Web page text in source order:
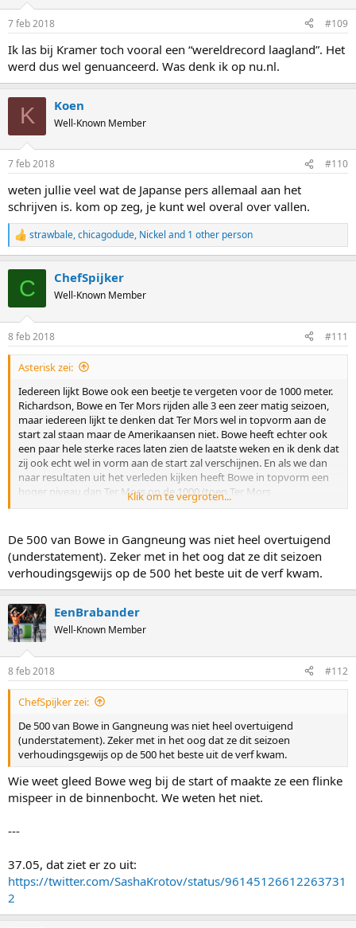
7 feb 2018 #109
Ik las bij Kramer toch vooral een “wereldrecord laagland”. Het
werd dus wel genuanceerd. Was denk ik op nu.nl.
K Koen
Well-Known Member
7 feb 2018 #110
weten jullie veel wat de Japanse pers allemaal aan het
schrijven is. kom op zeg, je kunt wel overal over vallen.
R
e
n
s
:
strawbale,chicagodude, Nickel and 1 other person
C ChefSpijker
Well-Known Member
8 feb 2018 #111
Asterisk zei:
Iedereen lijkt Bowe ook een beetje te vergeten voor de 1000 meter.
Richardson, Bowe en Ter Mors rijden alle 3 een zeer matig seizoen,
maar iedereen lijkt te denken dat Ter Mors wel in topvorm aan de
start zal staan maar de Amerikaansen niet. Bowe heeft echter ook
een paar hele sterke races laten zien de laatste weken en ik denk dat
zij ook echt wel in vorm aan de start zal verschijnen. En als we dan
naar resultaten uit het verleden kijken heeft Bowe in topvorm een
hoger niveau dan Ter Mors op de 1000 (toen Ter Mors
wereldkampioen werd reed Bowe gewoon slecht).
Klik om te vergroten...
De 500 van Bowe in Gangneung was niet heel overtuigend
(understatement). Zeker met in het oog dat ze dit seizoen
verhoudingsgewijs op de 500 het beste uit de verf kwam.
EenBrabander
Well-Known Member
8 feb 2018 #112
ChefSpijker zei:
De 500 van Bowe in Gangneung was niet heel overtuigend
(understatement). Zeker met in het oog dat ze dit seizoen
verhoudingsgewijs op de 500 het beste uit de verf kwam.
Wie weet gleed Bowe weg bij de start of maakte ze een flinke
mispeer in de binnenbocht. We weten het niet.
---
37.05, dat ziet er zo uit:
https://twitter.com/SashaKrotov/status/96145126612263731
2